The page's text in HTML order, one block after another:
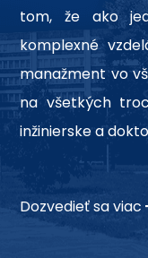
tom, že ako
komplexné
manažment vo
na všetkých
inžinierske a
Dozvedieť sa viac